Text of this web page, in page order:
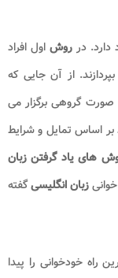
دارد. در روش اول افراد
از آن جایی که
گروهی برگزار می
بر اساس تمایل و شرایط
های یاد گرفتن زبان
زبان انگلیسیگفته
راه خودخوانی را پیدا